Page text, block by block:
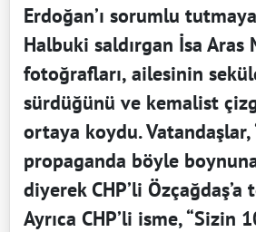
Erdoğan’ı sorumlu
Halbuki saldırgan İsa Aras
fotoğrafları, ailesinin
sürdüğünü ve kemalist
ortaya koydu. Vatandaşlar,
propaganda böyle
diyerek CHP’li
Ayrıca CHP’li isme, “Sizin